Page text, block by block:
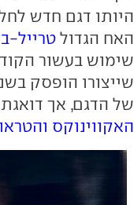
היותו דגם חדש
האח הגדול טרייל-
של הדגם, אך דואגת
האקווינוקס